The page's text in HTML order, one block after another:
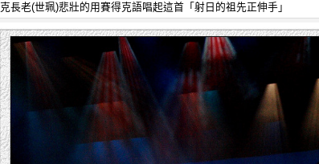
長老(世珮)悲壯的用賽得克語唱起這首「射日的祖先正伸手」